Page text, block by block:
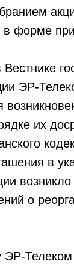
в форме
ЭР-
их
в
о
ЭР-